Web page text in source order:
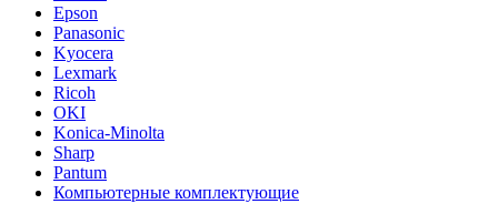
Epson
Panasonic
Kyocera
Lexmark
Ricoh
OKI
Konica-Minolta
Sharp
Pantum
Компьютерные комплектующие